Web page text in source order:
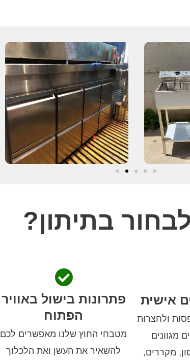
בתיתון?
אישית
ולחצרות
מגוונים
מקררים,
פתרונות בישול באוויר
הפתוח
מטבחי החוץ שלנו מאפשרים לכם
להשאיר את העשן ואת הלכלוך